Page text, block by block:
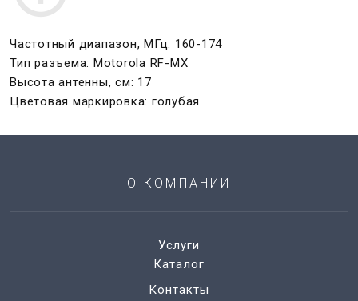
Частотный диапазон, МГц: 160-174
Тип разъема: Motorola RF-MX
Высота антенны, см: 17
Цветовая маркировка: голубая
О КОМПАНИИ
Услуги
Каталог
Контакты